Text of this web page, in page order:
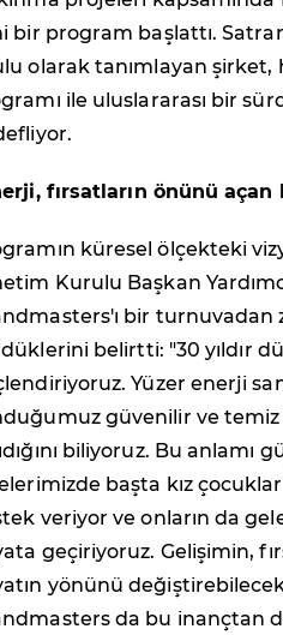
bir program başlattı.
olarak tanımlayan
ile uluslararası bir
fırsatların önünü
küresel ölçekteki
Kurulu Başkan
bir turnuvadan
belirtti: "30 yıldır
Yüzer enerji
güvenilir ve
biliyoruz. Bu
başta kız
veriyor ve onların da
geçiriyoruz. Gelişimin,
yönünü
da bu inançtan